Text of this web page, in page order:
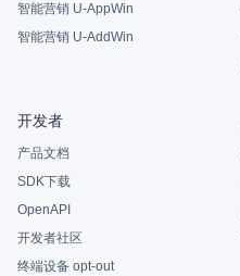
智能营销 U-AppWin
智能营销 U-AddWin
开发者
产品文档
SDK下载
OpenAPI
开发者社区
终端设备 opt-out